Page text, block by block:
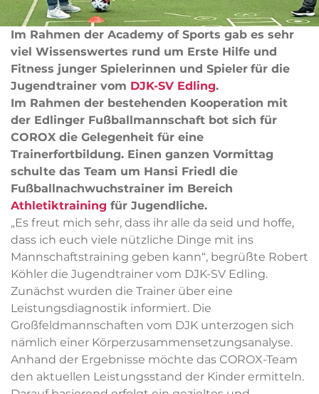
Im Rahmen der Academy of Sports gab es sehr
viel Wissenswertes rund um Erste Hilfe und
Fitness junger Spielerinnen und Spieler für die
Jugendtrainer vom DJK-SV Edling.
Im Rahmen der bestehenden Kooperation mit
der Edlinger Fußballmannschaft bot sich für
COROX die Gelegenheit für eine
Trainerfortbildung. Einen ganzen Vormittag
schulte das Team um Hansi Friedl die
Fußballnachwuchstrainer im Bereich
Athletiktraining für Jugendliche.
„Es freut mich sehr, dass ihr alle da seid und hoffe,
dass ich euch viele nützliche Dinge mit ins
Mannschaftstraining geben kann“, begrüßte Robert
Köhler die Jugendtrainer vom DJK-SV Edling.
Zunächst wurden die Trainer über eine
Leistungsdiagnostik informiert. Die
Großfeldmannschaften vom DJK unterzogen sich
nämlich einer Körperzusammensetzungsanalyse.
Anhand der Ergebnisse möchte das COROX-Team
den aktuellen Leistungsstand der Kinder ermitteln.